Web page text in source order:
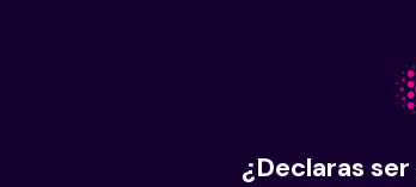
¿Declaras